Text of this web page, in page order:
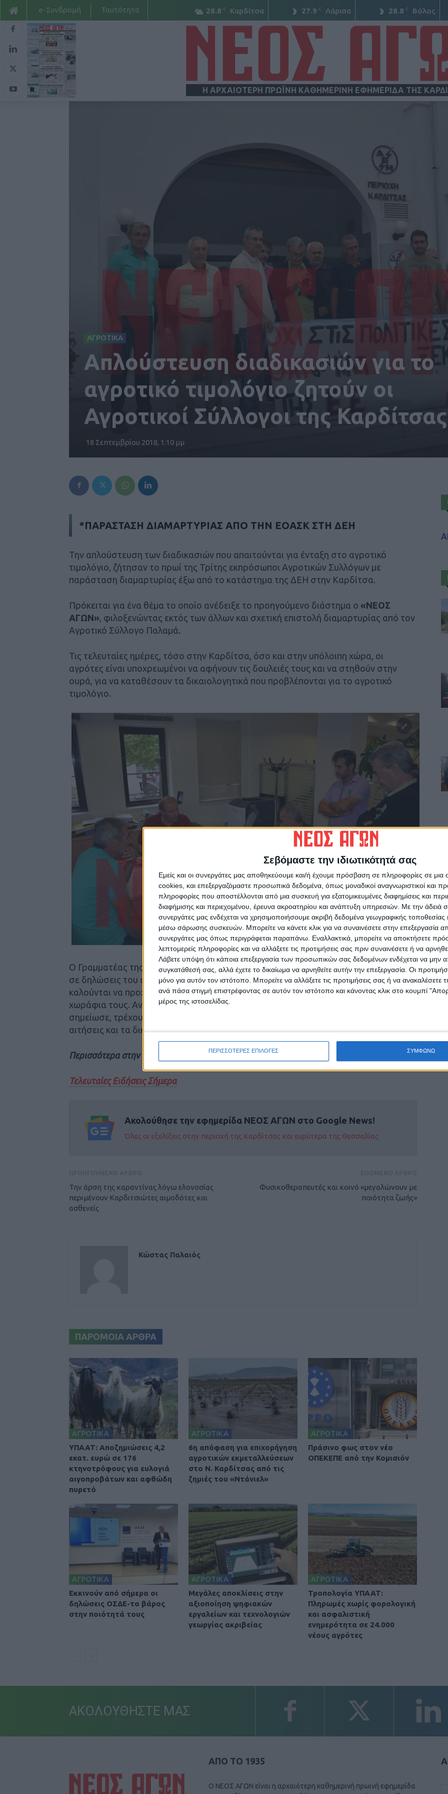
Σεβόμαστε την ιδιωτικότητά σας
Εμείς και οι συνεργάτες μας αποθηκεύουμε και/ή έχουμε πρόσβαση σε πληροφορίες σε
cookies, και επεξεργαζόμαστε προσωπικά δεδομένα, όπως μοναδικοί αναγνωριστικοί και
πληροφορίες που αποστέλλονται από μια συσκευή για εξατομικευμένες διαφημίσεις και
διαφήμισης και περιεχομένου, έρευνα ακροατηρίου και ανάπτυξη υπηρεσιών. Με την άδειά
συνεργάτες μας ενδέχεται να χρησιμοποιήσουμε ακριβή δεδομένα γεωγραφικής τοποθεσίας
μέσω σάρωσης συσκευών. Μπορείτε να κάνετε κλικ για να συναινέσετε στην επεξεργασία
συνεργάτες μας όπως περιγράφεται παραπάνω. Εναλλακτικά, μπορείτε να αποκτήσετε
λεπτομερείς πληροφορίες και να αλλάξετε τις προτιμήσεις σας πριν συναινέσετε ή να
Λάβετε υπόψη ότι κάποια επεξεργασία των προσωπικών σας δεδομένων ενδέχεται να μην
συγκατάθεσή σας, αλλά έχετε το δικαίωμα να αρνηθείτε αυτήν την επεξεργασία. Οι
μόνο για αυτόν τον ιστότοπο. Μπορείτε να αλλάξετε τις προτιμήσεις σας ή να ανακαλέσετε
ανά πάσα στιγμή επιστρέφοντας σε αυτόν τον ιστότοπο και κάνοντας κλικ στο κουμπί
μέρος της ιστοσελίδας.
ΠΕΡΙΣΣΟΤΕΡΕΣ ΕΠΙΛΟΓΕΣ ΣΥΜΦΩΝΩ
28.8 C Καρδίτσα 27.9 C Λάρισα 28.8 C Βόλος
e-Συνδρομή Ταυτότητα
Η ΑΡΧΑΙΟΤΕΡΗ ΠΡΩΪΝΗ ΚΑΘΗΜΕΡΙΝΗ ΕΦΗΜΕΡΙΔΑ ΤΗΣ
ΑΓΡΟΤΙΚΑ
Απλούστευση διαδικασιών για το
αγροτικό τιμολόγιο ζητούν οι
Αγροτικοί Σύλλογοι της Καρδίτσας
18 Σεπτεμβρίου 2018, 1:10 μμ
*ΠΑΡΑΣΤΑΣΗ ΔΙΑΜΑΡΤΥΡΙΑΣ ΑΠΟ ΤΗΝ ΕΟΑΣΚ ΣΤΗ ΔΕΗ
Την απλούστευση των διαδικασιών που απαιτούνται για ένταξη στο αγροτικό
τιμολόγιο, ζήτησαν το πρωί της Τρίτης εκπρόσωποι Αγροτικών Συλλόγων με
παράσταση διαμαρτυρίας έξω από το κατάστημα της ΔΕΗ στην Καρδίτσα.
Πρόκειται για ένα θέμα το οποίο ανέδειξε το προηγούμενο διάστημα ο «ΝΕΟΣ
ΑΓΩΝ» , φιλοξενώντας εκτός των άλλων και σχετική επιστολή διαμαρτυρίας από τον
Αγροτικό Σύλλογο Παλαμά.
Τις τελευταίες ημέρες, τόσο στην Καρδίτσα, όσο και στην υπόλοιπη χώρα, οι
αγρότες είναι υποχρεωμένοι να αφήνουν τις δουλειές τους και να στηθούν στην
ουρά, για να καταθέσουν τα δικαιολογητικά που προβλέπονται για το αγροτικό
τιμολόγιο.
Ο Γραμματέας της Ενωτικής Ομοσπονδίας Αγροτικών Συλλόγων κ. Κώστας Τζέλλας
σε δηλώσεις του στο «ΝΕΟ ΑΓΩΝΑ»σημείωσε ότι περίπου 5.000 αγρότες στο Νομό
καλούνται να προχωρήσουν στην επικαιροποίηση των γεωτρήσεων που έχουν στα
χωράφια τους. Αντί να ασχοληθούν με τις αγροτικές τους δραστηριότητες,
σημείωσε, τρέχουν μέσα από μια χρονοβόρα και επίπονη διαδικασία να καταθέσουν
αιτήσεις και τα δικαιολογητικά…
Περισσότερα στην έντυπη έκδοση του «Νέου Αγώνα»
Τελευταίες Ειδήσεις Σήμερα
Ακολούθησε την εφημερίδα ΝΕΟΣ ΑΓΩΝ στο Google News!
Όλες οι εξελίξεις στην περιοχή της Καρδίτσας και ευρύτερα της Θεσσαλίας
Την άρση της καραντίνας λόγω ελονοσίας
περιμένουν Καρδιτσιώτες αιμοδότες και
ασθενείς
Φυσικοθεραπευτές και κοινό «μεγαλώνουν με
ποιότητα ζωής»
Κώστας Παλαιός
ΠΑΡΟΜΟΙΑ ΑΡΘΡΑ
ΑΓΡΟΤΙΚΑ
ΥΠΑΑΤ: Αποζημιώσεις 4,2
εκατ. ευρώ σε 176
κτηνοτρόφους για ευλογιά
αιγοπροβάτων και αφθώδη
πυρετό
ΑΓΡΟΤΙΚΑ
6η απόφαση για επιχορήγηση
αγροτικών εκμεταλλεύσεων
στο Ν. Καρδίτσας από τις
ζημιές του «Ντάνιελ»
ΑΓΡΟΤΙΚΑ
Πράσινο φως στον νέο
ΟΠΕΚΕΠΕ από την Κομισιόν
ΑΓΡΟΤΙΚΑ
Εκκινούν από σήμερα οι
δηλώσεις ΟΣΔΕ-το βάρος
στην ποιότητά τους
ΑΓΡΟΤΙΚΑ
Μεγάλες αποκλίσεις στην
αξιοποίηση ψηφιακών
εργαλείων και τεχνολογιών
γεωργίας ακριβείας
ΑΓΡΟΤΙΚΑ
Τροπολογία ΥΠΑΑΤ:
Πληρωμές χωρίς φορολογική
και ασφαλιστική
ενημερότητα σε 24.000
νέους αγρότες
ΑΚΟΛΟΥΘΗΣΤΕ ΜΑΣ
ΑΠΟ ΤΟ 1935
Ο ΝΕΟΣ ΑΓΩΝ είναι η αρχαιότερη καθημερινή πρωινή εφημερίδα